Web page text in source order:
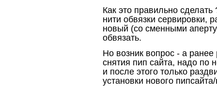
Как это правильно
нити обвязки сервировки,
новый (со сменными
обвязать.
Но возник вопрос - а
снятия пип сайта, надо по
и после этого только
установки нового